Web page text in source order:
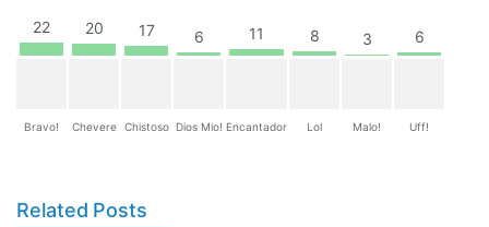
22
Bravo!
20
Chevere
17
Chistoso
6
Dios Mio!
11
Encantador
8
Lol
3
Malo!
6
Uff!
Related Posts